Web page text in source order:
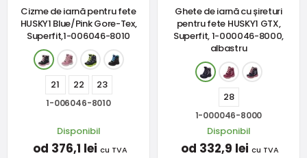
Cizme de iarnă pentru fete
HUSKY1 Blue/Pink Gore-Tex,
Superfit,1-006046-8010
21 22 23
1-006046-8010
Disponibil
od 376,1 lei cu TVA
Ghete de iarnă cu șireturi
pentru fete HUSKY1 GTX,
Superfit, 1-000046-8000,
albastru
28
1-000046-8000
Disponibil
od 332,9 lei cu TVA